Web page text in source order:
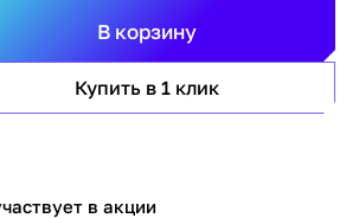
В корзину
Купить в 1 клик
в акции